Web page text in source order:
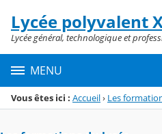
Menu de la rubrique
Contenu
Lycée polyvalent
Lycée général, technologique et
MENU
Vous êtes ici : Accueil› Les